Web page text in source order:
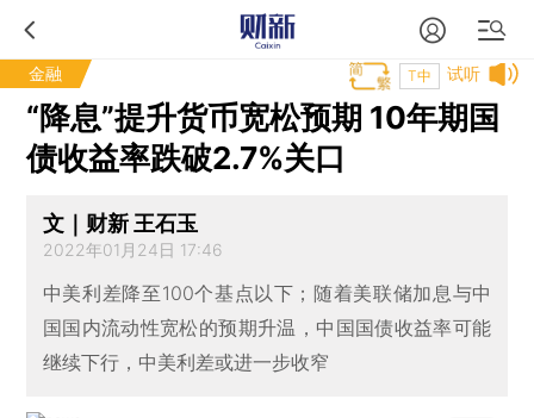
金融 试听
T中
“降息”提升货币宽松预期 10年期国
债收益率跌破2.7%关口
文｜财新 王石玉
2022年01月24日 17:46
中美利差降至100个基点以下；随着美联储加息与中
国国内流动性宽松的预期升温，中国国债收益率可能
继续下行，中美利差或进一步收窄